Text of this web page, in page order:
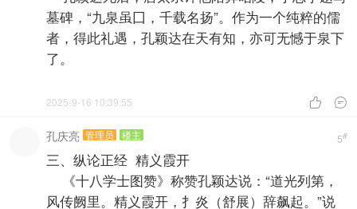
墓碑，“九泉虽囗，千载名扬”。作为一个纯粹的儒
者，得此礼遇，孔颖达在天有知，亦可无憾于泉下
了。
 
2025-9-16 10:39:55
5#
孔庆亮 管理员 楼主
三、纵论正经 精义霞开
《十八学士图赞》称赞孔颖达说：“道光列第，
风传阙里。精义霞开，扌炎（舒展）辞飙起。”说